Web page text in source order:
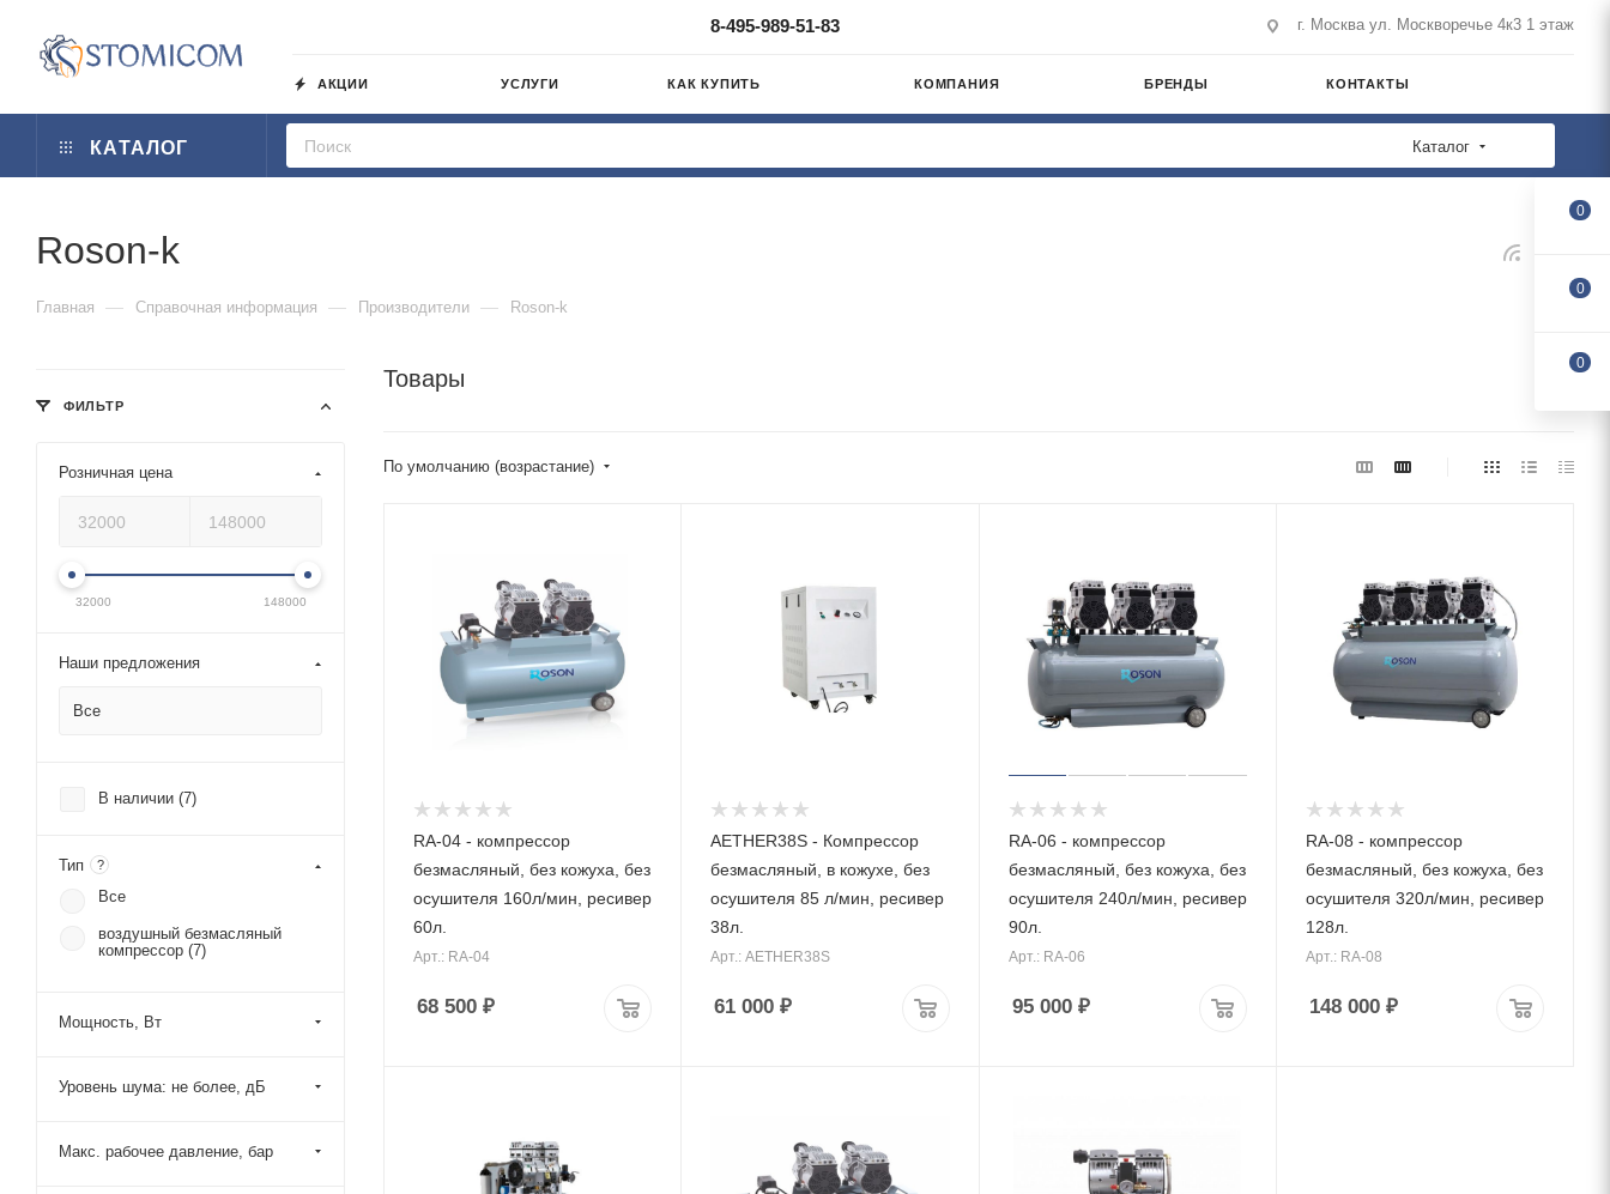
8-495-989-51-83 г. Москва ул. Москворечье 4к3 1 этаж
АКЦИИ УСЛУГИ КАК КУПИТЬ КОМПАНИЯ БРЕНДЫ КОНТАКТЫ
КАТАЛОГ Каталог
Roson-k
Главная — Справочная информация — Производители — Roson-k
Товары
По умолчанию (возрастание)
RA-04 - компрессор
безмасляный, без кожуха, без
осушителя 160л/мин, ресивер
60л.
Арт.: RA-04
68 500 ₽
AETHER38S - Компрессор
безмасляный, в кожухе, без
осушителя 85 л/мин, ресивер
38л.
Арт.: AETHER38S
61 000 ₽
RA-06 - компрессор
безмасляный, без кожуха, без
осушителя 240л/мин, ресивер
90л.
Арт.: RA-06
95 000₽
RA-08 - компрессор
безмасляный, без кожуха, без
осушителя 320л/мин, ресивер
128л.
Арт.: RA-08
148 000₽
ФИЛЬТР
Розничная цена
32000 148000
Наши предложения
Все
В наличии (7)
Тип ?
Все
воздушный безмасляный
компрессор (7)
Мощность, Вт
Уровень шума: не более, дБ
Макс. рабочее давление, бар
0
0
0